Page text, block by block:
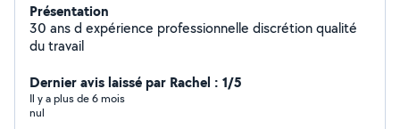
Présentation
30 ans d expérience professionnelle discrétion qualité
du travail
Dernier avis laissé par Rachel : 1/5
Il y a plus de 6 mois
nul